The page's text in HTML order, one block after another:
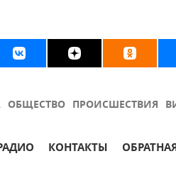
ОБЩЕСТВО ПРОИСШЕСТВИЯ
КОНТАКТЫ